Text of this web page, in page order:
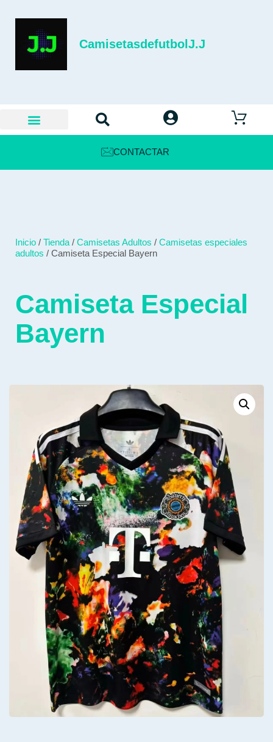
CamisetasdefutbolJ.J
CONTACTAR
Inicio / Tienda / Camisetas Adultos / Camisetas especiales
adultos / Camiseta Especial Bayern
Camiseta Especial
Bayern